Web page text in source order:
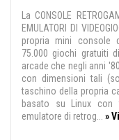
La CONSOLE
EMULATORI DI
propria mini console
75.000 giochi gratuiti
arcade che negli anni
con dimensioni tali
taschino della propria
basato su Linux
emulatore di retrog... »